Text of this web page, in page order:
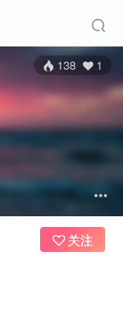
138 1
关注